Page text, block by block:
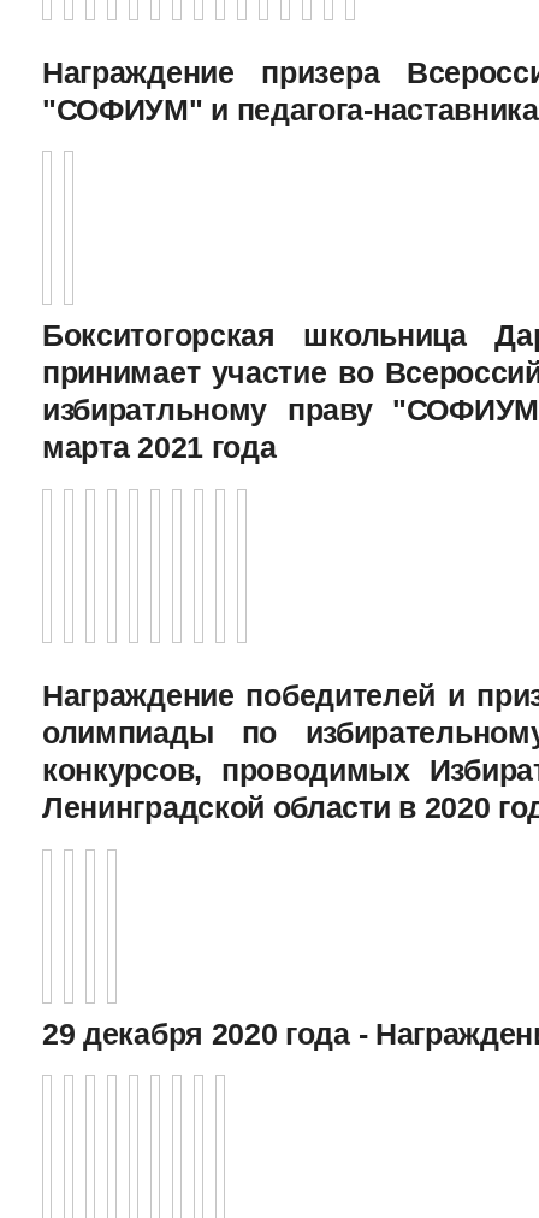
Награждение призера
"СОФИУМ" и педагога-наставника
Бокситогорская школьница
принимает участие во
избиратльному праву
марта 2021 года
Награждение победителей и
олимпиады по
конкурсов, проводимых
Ленинградской области в 2020
29 декабря 2020 года -